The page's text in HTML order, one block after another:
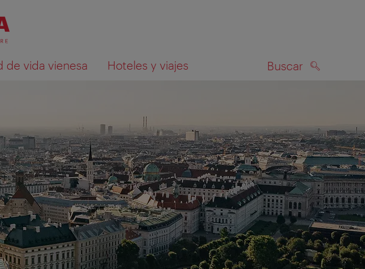
de vida vienesa Hoteles y viajes Buscar